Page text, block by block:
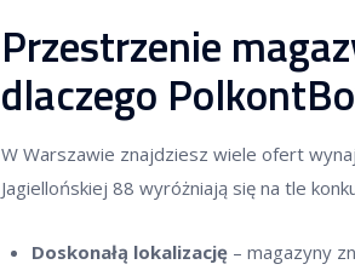
Przestrzenie
dlaczego
W Warszawie znajdziesz wiele ofert
Jagiellońskiej 88 wyróżniają się na tle
Doskonałą lokalizację – magazyny